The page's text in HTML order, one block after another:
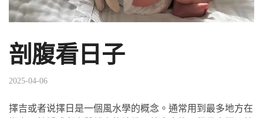
剖腹看日子
2025-04-06
擇吉或者说擇日是一個風水學的概念。通常用到最多地方在